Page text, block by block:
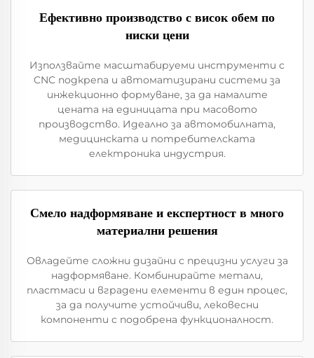
Ефективно производство с висок обем по
ниски цени
Използвайте масштабируеми инструменти с
CNC подкрепа и автоматизирани системи за
инжекционно формуване, за да намалите
цената на единицата при масовото
производство. Идеално за автомобилната,
медицинската и потребителската
електроника индустрия.
Смело надформяване и експертност в много
материални решения
Овладейте сложни дизайни с прецизни услуги за
надформяване. Комбинирайте метали,
пластмаси и вградени елементи в един процес,
за да получите устойчиви, лековесни
компоненти с подобрена функционалност.